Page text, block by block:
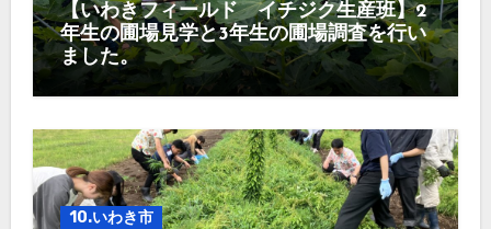
【いわきフィールド イチジク生産班】2
年生の圃場見学と3年生の圃場調査を行い
ました。
10.いわき市